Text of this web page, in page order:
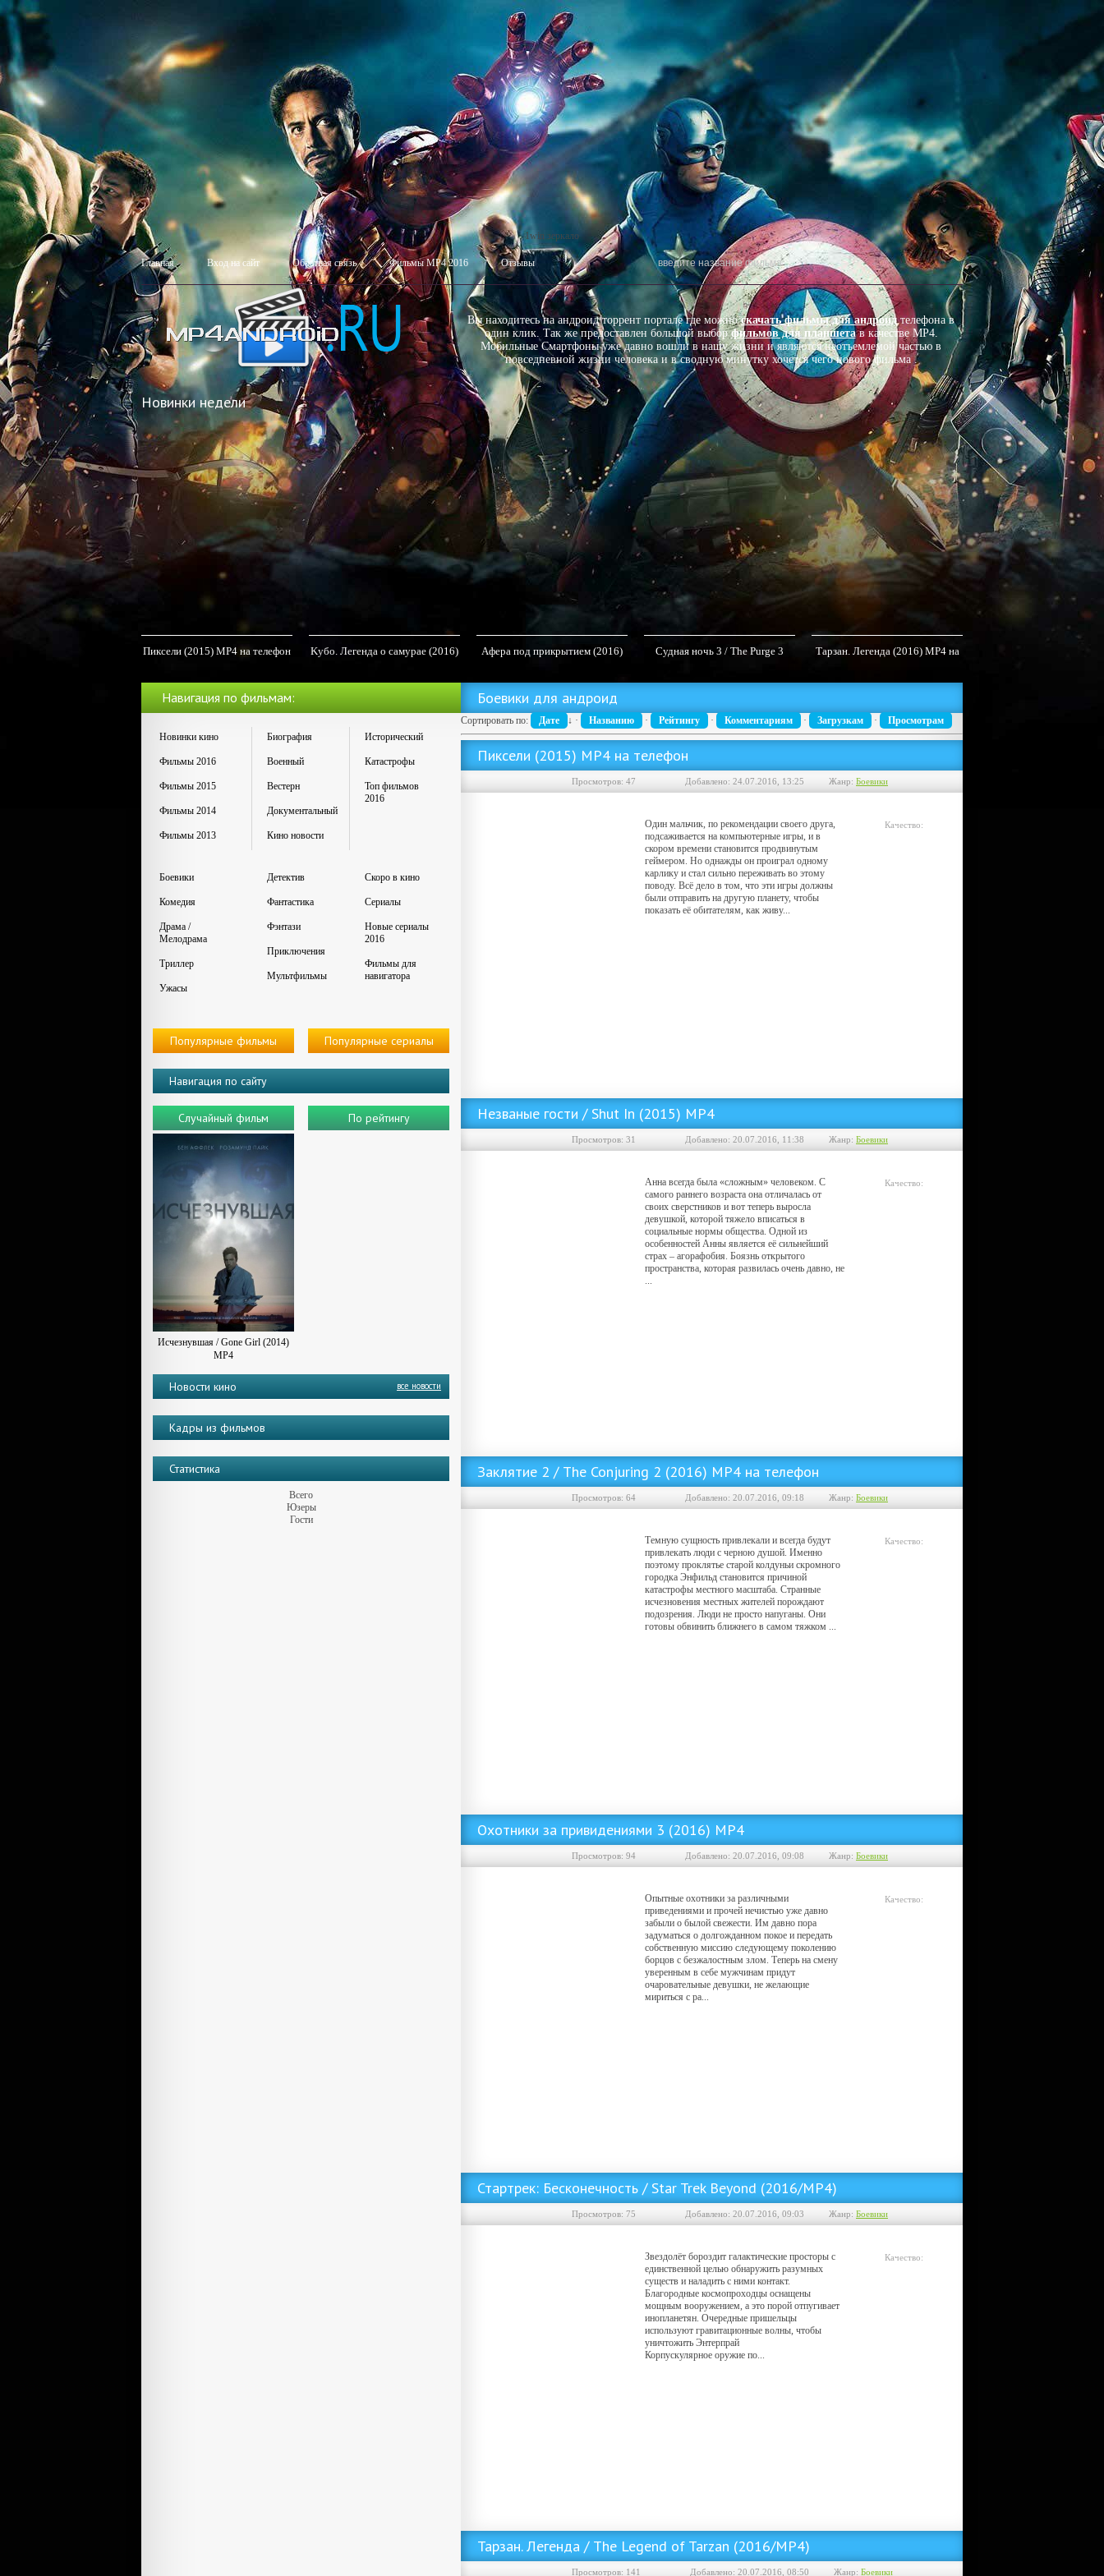
1win зеркало
Главная Вход на сайт Обратная связь Фильмы MP4 2016 Отзывы
Вы находитесь на андроид торрент портале где можноскачать фильмы для андроидтелефона в
один клик. Так же предоставлен большой выборфильмов для планшетав качестве MP4.
Мобильные Смартфоны уже давно вошли в нашу жизни и являются неотъемлемой частью в
повседневной жизни человека и в сводную минутку хочется чего нового фильма .
Новинки недели
Пиксели (2015) MP4 на телефон Kубо. Легенда о самурае (2016)
MP4 на телефон
Афера под прикрытием (2016)
MP4 на телефон
Судная ночь 3 / The Purge 3
(2016) MP4
Тарзан. Легенда (2016) MP4 на
телефон
Навигация по фильмам:
Новинки кино
Фильмы 2016
Фильмы 2015
Фильмы 2014
Фильмы 2013
Биография
Военный
Вестерн
Документальный
Кино новости
Исторический
Катастрофы
Топ фильмов
2016
Боевики
Комедия
Драма /
Мелодрама
Триллер
Ужасы
Детектив
Фантастика
Фэнтази
Приключения
Мультфильмы
Скоро в кино
Сериалы
Новые сериалы
2016
Фильмы для
навигатора
Популярные фильмы Популярные сериалы
Навигация по сайту
Случайный фильм
Исчезнувшая / Gone Girl (2014)
MP4
По рейтингу
Новости кино все новости
Кадры из фильмов
Статистика
Всего
Юзеры
Гости
Боевики для андроид
Сортировать по: Дате ↓ · Названию · Рейтингу · Комментариям · Загрузкам · Просмотрам
Пиксели (2015) MP4 на телефон
Просмотров: 47 Жанр: Боевики
Добавленo: 24.07.2016, 13:25
Один мальчик, по рекомендации своего друга,
подсаживается на компьютерные игры, и в
скором времени становится продвинутым
геймером. Но однажды он проиграл одному
карлику и стал сильно переживать во этому
поводу. Всё дело в том, что эти игры должны
были отправить на другую планету, чтобы
показать её обитателям, как живу...
Качество:
Незваные гости / Shut In (2015) MP4
Просмотров: 31 Жанр: Боевики
Добавленo: 20.07.2016, 11:38
Анна всегда была «сложным» человеком. С
самого раннего возраста она отличалась от
своих сверстников и вот теперь выросла
девушкой, которой тяжело вписаться в
социальные нормы общества. Одной из
особенностей Анны является её сильнейший
страх – агорафобия. Боязнь открытого
пространства, которая развилась очень давно, не
...
Качество:
Заклятие 2 / The Conjuring 2 (2016) MP4 на телефон
Просмотров: 64 Жанр: Боевики
Добавленo: 20.07.2016, 09:18
Темную сущность привлекали и всегда будут
привлекать люди с черною душой. Именно
поэтому проклятье старой колдуньи скромного
городка Энфильд становится причиной
катастрофы местного масштаба. Странные
исчезновения местных жителей порождают
подозрения. Люди не просто напуганы. Они
готовы обвинить ближнего в самом тяжком ...
Качество:
Охотники за привидениями 3 (2016) MP4
Просмотров: 94 Жанр: Боевики
Добавленo: 20.07.2016, 09:08
Опытные охотники за различными
приведениями и прочей нечистью уже давно
забыли о былой свежести. Им давно пора
задуматься о долгожданном покое и передать
собственную миссию следующему поколению
борцов с безжалостным злом. Теперь на смену
уверенным в себе мужчинам придут
очаровательные девушки, не желающие
мириться с ра...
Качество:
Стартрек: Бесконечность / Star Trek Beyond (2016/MP4)
Просмотров: 75 Жанр: Боевики
Добавленo: 20.07.2016, 09:03
Звездолёт бороздит галактические просторы с
единственной целью обнаружить разумных
существ и наладить с ними контакт.
Благородные космопроходцы оснащены
мощным вооружением, а это порой отпугивает
инопланетян. Очередные пришельцы
используют гравитационные волны, чтобы
уничтожить Энтерпрай
Корпускулярное оружие по...
Качество:
Тарзан. Легенда / The Legend of Tarzan (2016/MP4)
Просмотров: 141 Жанр: Боевики
Добавленo: 20.07.2016, 08:50